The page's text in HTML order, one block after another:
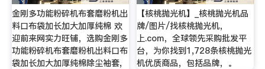
金刚多功能粉碎机布套磨粉机出
料口布袋加长加大加厚纯棉 欢
迎前来网实力旺铺，选购金刚多
功能粉碎机布套磨粉机出料口布
袋加长加大加厚纯棉除尘袖套,
【核桃抛光机】_核桃抛光机品
牌/图片/找核桃抛光机，
上.com，全球领先采购批发平
台，为你找到1,728条核桃抛光
机优质商品，包括品牌，。